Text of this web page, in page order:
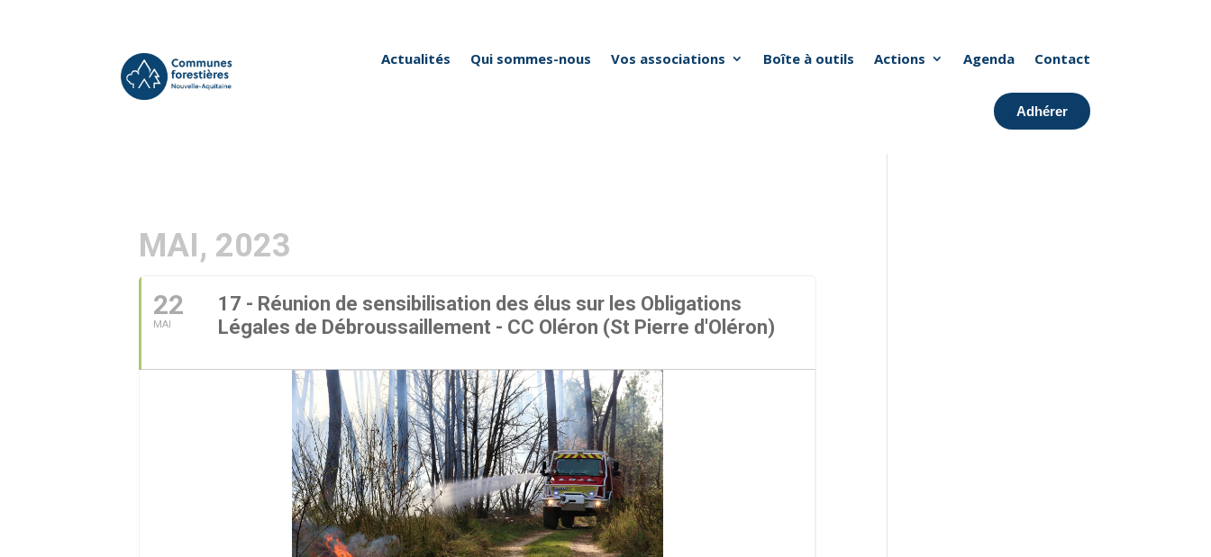
Actualités Qui sommes-nous Vos associations Boîte à outils Actions Agenda Contact
Adhérer
MAI, 2023
22
MAI
17 - Réunion de sensibilisation des élus sur les Obligations
Légales de Débroussaillement - CC Oléron (St Pierre d'Oléron)